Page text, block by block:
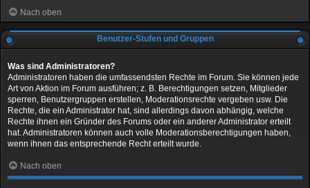
Nach oben
Benutzer-Stufen und Gruppen
Was sind Administratoren?
Administratoren haben die umfassendsten Rechte im Forum. Sie können jede
Art von Aktion im Forum ausführen; z. B. Berechtigungen setzen, Mitglieder
sperren, Benutzergruppen erstellen, Moderationsrechte vergeben usw. Die
Rechte, die ein Administrator hat, sind allerdings davon abhängig, welche
Rechte ihnen ein Gründer des Forums oder ein anderer Administrator erteilt
hat. Administratoren können auch volle Moderationsberechtigungen haben,
wenn ihnen das entsprechende Recht erteilt wurde.
Nach oben